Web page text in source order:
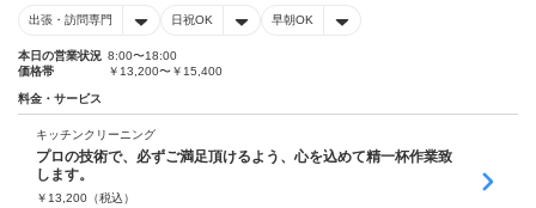
出張・訪問専門 日祝OK 早朝OK
本日の営業状況 8:00〜18:00
価格帯
￥13,200〜￥15,400
料金・サービス
キッチンクリーニング
プロの技術で、必ずご満足頂けるよう、心を込めて精一杯作業致
します。
￥ 13,200 （税込）